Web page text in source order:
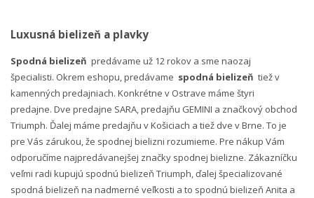
Luxusná bielizeň a plavky
Spodná bielizeň predávame už 12 rokov a sme naozaj
špecialisti. Okrem eshopu, predávame spodná bielizeň tiež v
kamenných predajniach. Konkrétne v Ostrave máme štyri
predajne. Dve predajne SARA, predajňu GEMINI a značkový obchod
Triumph. Ďalej máme predajňu v Košiciach a tiež dve v Brne. To je
pre Vás zárukou, že spodnej bielizni rozumieme. Pre nákup Vám
odporučíme najpredávanejšej značky spodnej bielizne. Zákazníčku
veľmi radi kupujú spodnú bielizeň Triumph, ďalej špecializované
spodná bielizeň na nadmerné veľkosti a to spodnú bielizeň Anita a